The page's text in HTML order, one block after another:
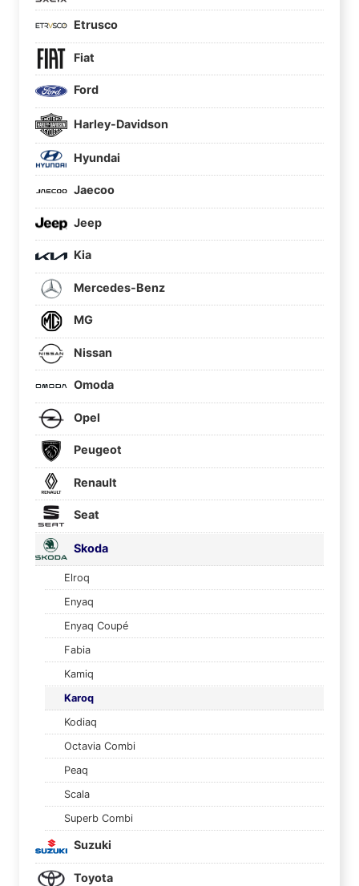
Etrusco
Fiat
Ford
Harley-Davidson
Hyundai
Jaecoo
Jeep
Kia
Mercedes-Benz
MG
Nissan
Omoda
Opel
Peugeot
Renault
Seat
Skoda
Elroq
Enyaq
Enyaq Coupé
Fabia
Kamiq
Karoq
Kodiaq
Octavia Combi
Peaq
Scala
Superb Combi
Suzuki
Toyota